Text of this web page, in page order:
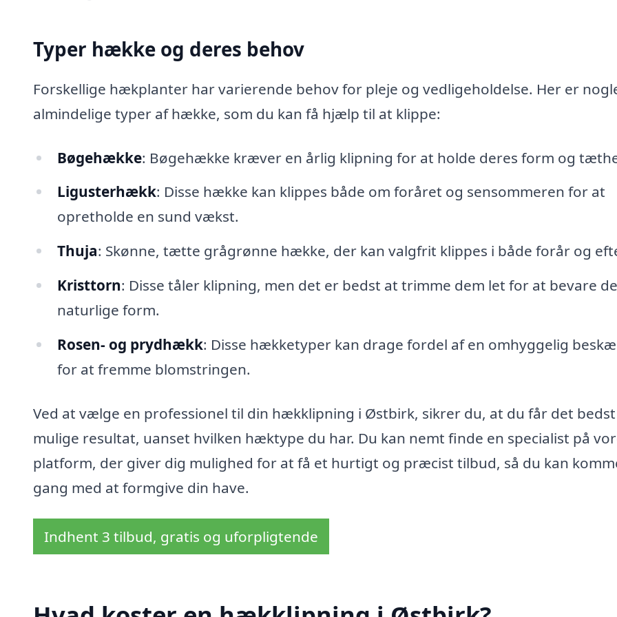
Typer hække og deres behov
Forskellige hækplanter har varierende behov for pleje og vedligeholdelse. Her er
almindelige typer af hække, som du kan få hjælp til at klippe:
Bøgehække: Bøgehække kræver en årlig klipning for at holde deres form og
Ligusterhækk: Disse hække kan klippes både om foråret og sensommeren for at
opretholde en sund vækst.
Thuja: Skønne, tætte grågrønne hække, der kan valgfrit klippes i både forår og
Kristtorn: Disse tåler klipning, men det er bedst at trimme dem let for at bevare
naturlige form.
Rosen- og prydhækk: Disse hækketyper kan drage fordel af en omhyggelig
for at fremme blomstringen.
Ved at vælge en professionel til din hækklipning i Østbirk, sikrer du, at du får det bedst
mulige resultat, uanset hvilken hæktype du har. Du kan nemt finde en specialist på
platform, der giver dig mulighed for at få et hurtigt og præcist tilbud, så du kan
gang med at formgive din have.
Indhent 3 tilbud, gratis og uforpligtende